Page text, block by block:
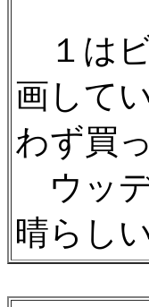
１はビ
画して
わず買
ウッ
晴らし